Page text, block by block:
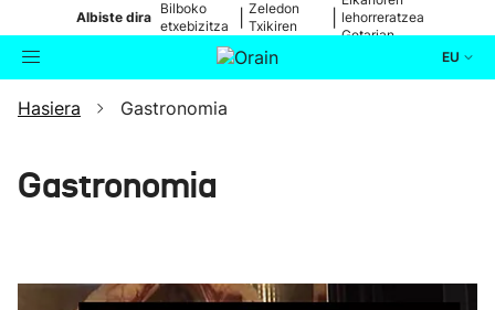
Albiste dira
Bilboko
etxebizitza
Zeledon
Txikiren
lehorreratzea
Getarian
EU
Bilatzailea Aktualitatea
Ikusmiran
Hasiera Gastronomia
Gastronomia